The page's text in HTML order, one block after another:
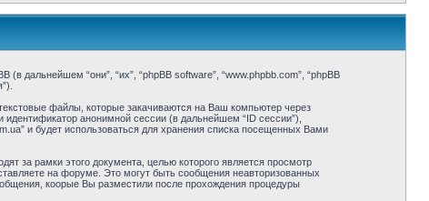
дальнейшем “они”, “их”, “phpBB software”, “www.phpbb.com”, “phpBB
файлы, которые закачиваются на Ваш компьютер через
анонимной сессии (в дальнейшем “ID сессии”),
и будет использоваться для хранения списка посещенных Вами
за рамки этого документа, целью которого является просмотр
на форуме. Это могут быть сообщения неавторизованных
коорые Вы разместили после прохождения процедуры